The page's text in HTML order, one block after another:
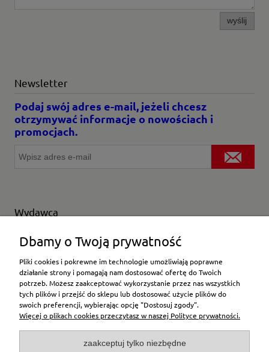
wyślij
Newsletter
Podaj swój adres e-mail, jeżeli chcesz
otrzymywać informacje o nowościach i
promocjach.
Wydawca
Wybierz producenta
Moje konto
Płatności i dostawa
Dbamy o Twoją prywatność
Pliki cookies i pokrewne im technologie umożliwiają poprawne
działanie strony i pomagają nam dostosować ofertę do Twoich
potrzeb. Możesz zaakceptować wykorzystanie przez nas wszystkich
tych plików i przejść do sklepu lub dostosować użycie plików do
swoich preferencji, wybierając opcję "Dostosuj zgody".
Więcej o plikach cookies przeczytasz w naszej Polityce prywatności.
zaakceptuj tylko niezbędne